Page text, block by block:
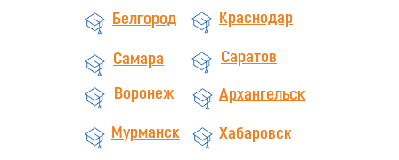
Хабаровск
Краснодар
Мурманск
Самара Саратов
Воронеж Архангельск
Белгород